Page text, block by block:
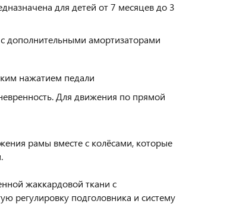
для детей от 7 месяцев до 3
дополнительными амортизаторами
нажатием педали
Для движения по прямой
рамы вместе с колёсами, которые
жаккардовой ткани с
регулировку подголовника и систему